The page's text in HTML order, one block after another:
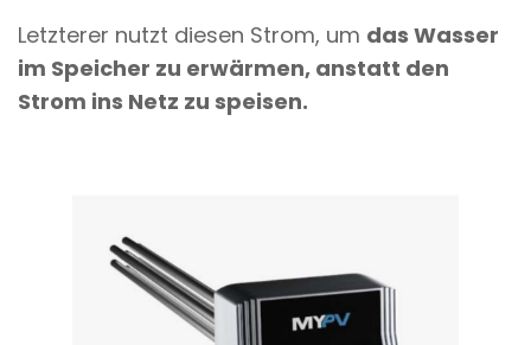
Letzterer nutzt diesen Strom, um das Wasser
im Speicher zu erwärmen, anstatt den
Strom ins Netz zu speisen.